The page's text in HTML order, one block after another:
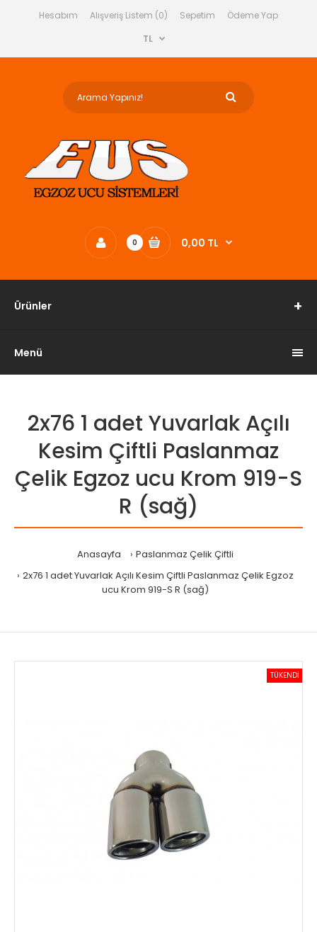
Hesabım Alışveriş Listem (0) Sepetim
Ödeme Yap
TL
0 0,00 TL
Ürünler
Menü
2x76 1 adet Yuvarlak Açılı
Kesim Çiftli Paslanmaz
Çelik Egzoz ucu Krom 919-S
R (sağ)
Anasayfa
Paslanmaz Çelik Çiftli
2x76 1 adet Yuvarlak Açılı Kesim Çiftli Paslanmaz Çelik Egzoz
ucu Krom 919-S R (sağ)
TÜKENDİ